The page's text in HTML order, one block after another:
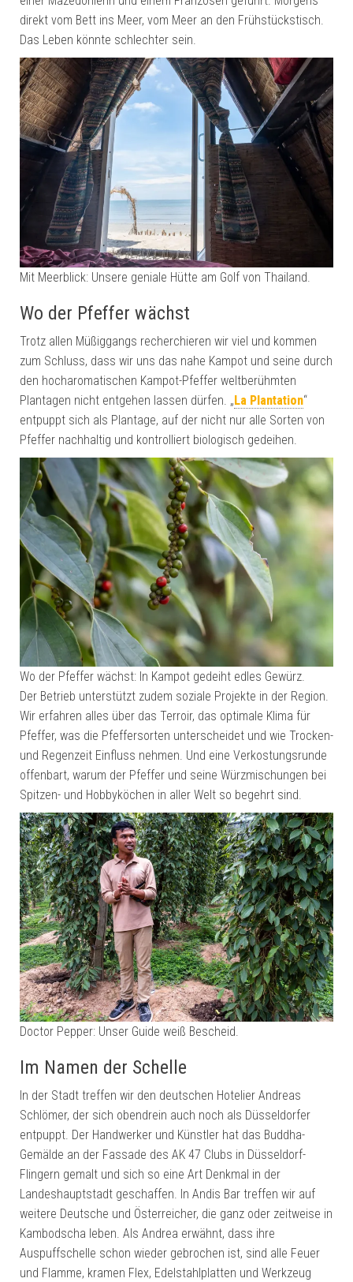
direkt vom Bett ins Meer, vom Meer an den Frühstückstisch.
Das Leben könnte schlechter sein.
Mit Meerblick: Unsere geniale Hütte am Golf von Thailand.
Wo der Pfeffer wächst
Trotz allen Müßiggangs recherchieren wir viel und kommen
zum Schluss, dass wir uns das nahe Kampot und seine durch
den hocharomatischen Kampot-Pfeffer weltberühmten
Plantagen nicht entgehen lassen dürfen. „La Plantation“
entpuppt sich als Plantage, auf der nicht nur alle Sorten von
Pfeffer nachhaltig und kontrolliert biologisch gedeihen.
Wo der Pfeffer wächst: In Kampot gedeiht edles Gewürz.
Der Betrieb unterstützt zudem soziale Projekte in der Region.
Wir erfahren alles über das Terroir, das optimale Klima für
Pfeffer, was die Pfeffersorten unterscheidet und wie Trocken-
und Regenzeit Einfluss nehmen. Und eine Verkostungsrunde
offenbart, warum der Pfeffer und seine Würzmischungen bei
Spitzen- und Hobbyköchen in aller Welt so begehrt sind.
Doctor Pepper: Unser Guide weiß Bescheid.
Im Namen der Schelle
In der Stadt treffen wir den deutschen Hotelier Andreas
Schlömer, der sich obendrein auch noch als Düsseldorfer
entpuppt. Der Handwerker und Künstler hat das Buddha-
Gemälde an der Fassade des AK 47 Clubs in Düsseldorf-
Flingern gemalt und sich so eine Art Denkmal in der
Landeshauptstadt geschaffen. In Andis Bar treffen wir auf
weitere Deutsche und Österreicher, die ganz oder zeitweise in
Kambodscha leben. Als Andrea erwähnt, dass ihre
Auspuffschelle schon wieder gebrochen ist, sind alle Feuer
und Flamme, kramen Flex, Edelstahlplatten und Werkzeug